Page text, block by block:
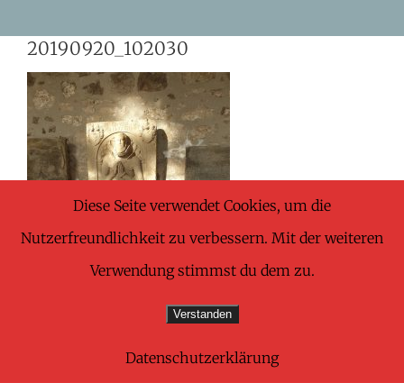
content
20190920_102030
Diese Seite verwendet Cookies, um die
Nutzerfreundlichkeit zu verbessern. Mit der weiteren
Verwendung stimmst du dem zu.
Verstanden
Datenschutzerklärung